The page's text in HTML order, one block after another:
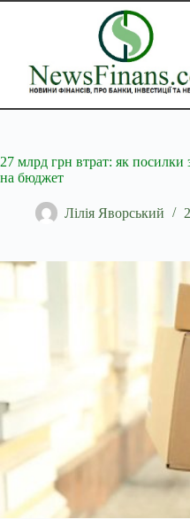
Перейти
27 млрд грн втрат: як посилки
на бюджет
Лілія Яворський